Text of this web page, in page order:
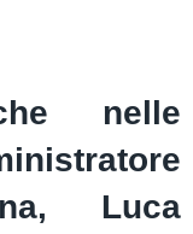
nelle
Luca